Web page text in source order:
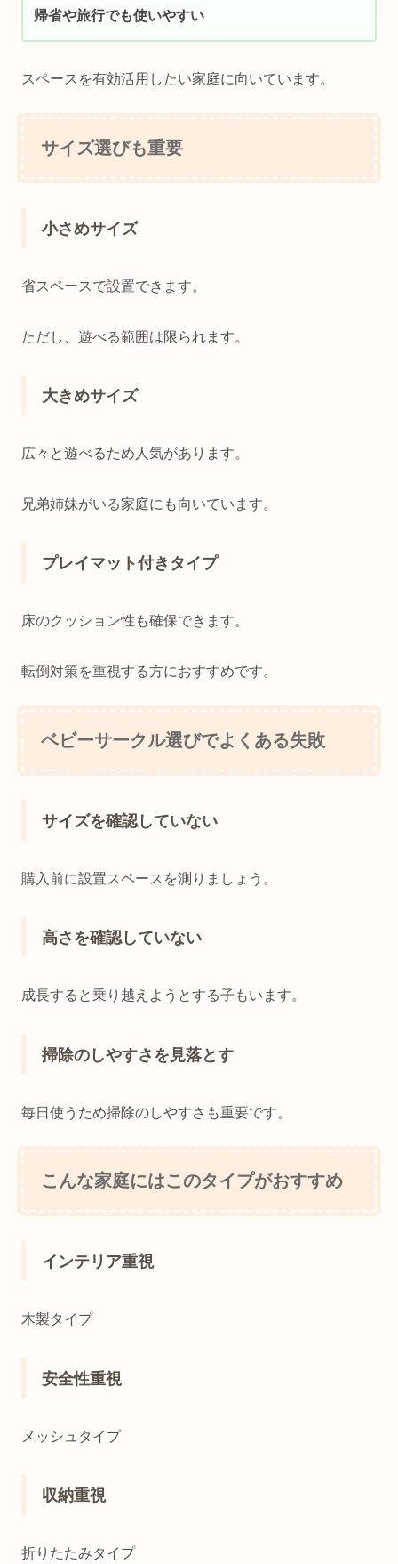
帰省や旅行でも使いやすい
スペースを有効活用したい家庭に向いています。
サイズ選びも重要
小さめサイズ
省スペースで設置できます。
ただし、遊べる範囲は限られます。
大きめサイズ
広々と遊べるため人気があります。
兄弟姉妹がいる家庭にも向いています。
プレイマット付きタイプ
床のクッション性も確保できます。
転倒対策を重視する方におすすめです。
ベビーサークル選びでよくある失敗
サイズを確認していない
購入前に設置スペースを測りましょう。
高さを確認していない
成長すると乗り越えようとする子もいます。
掃除のしやすさを見落とす
毎日使うため掃除のしやすさも重要です。
こんな家庭にはこのタイプがおすすめ
インテリア重視
木製タイプ
安全性重視
メッシュタイプ
収納重視
折りたたみタイプ